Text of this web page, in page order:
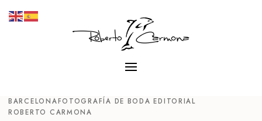
BARCELONAFOTOGRAFÍA DE BODA EDITORIAL
ROBERTO CARMONA